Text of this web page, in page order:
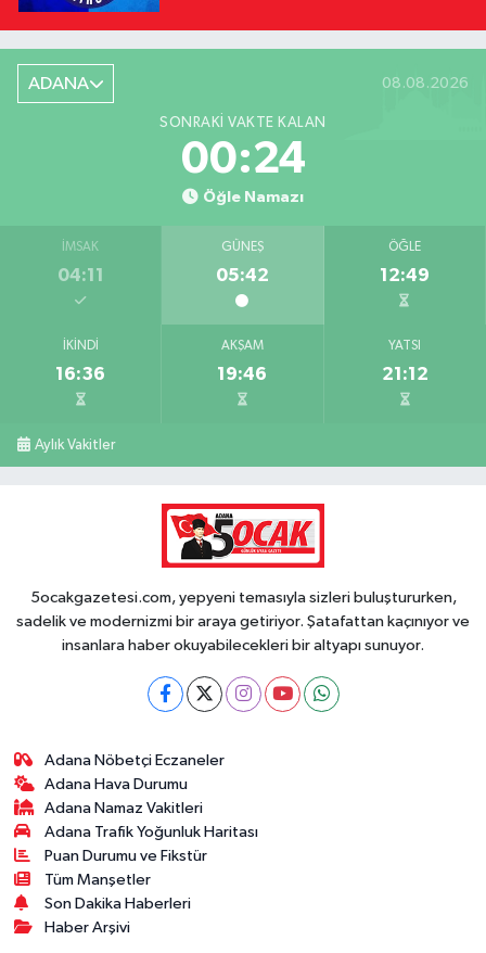
ADANA 08.08.2026
SONRAKI VAKTE KALAN
00:23
Öğle Namazı
İMSAK
04:11
GÜNEŞ
05:42
ÖĞLE
12:49
İKINDI
16:36
AKŞAM
19:46
YATSI
21:12
Aylık Vakitler
5ocakgazetesi.com, yepyeni temasıyla sizleri buluştururken,
sadelik ve modernizmi bir araya getiriyor. Şatafattan kaçınıyor ve
insanlara haber okuyabilecekleri bir altyapı sunuyor.
Adana Nöbetçi Eczaneler
Adana Hava Durumu
Adana Namaz Vakitleri
Adana Trafik Yoğunluk Haritası
Puan Durumu ve Fikstür
Tüm Manşetler
Son Dakika Haberleri
Haber Arşivi